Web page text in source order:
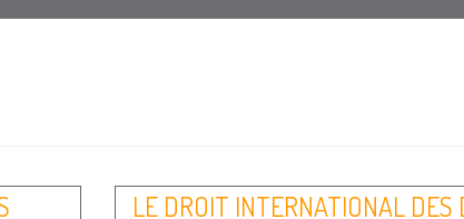
LE DROIT INTERNATIONAL DES